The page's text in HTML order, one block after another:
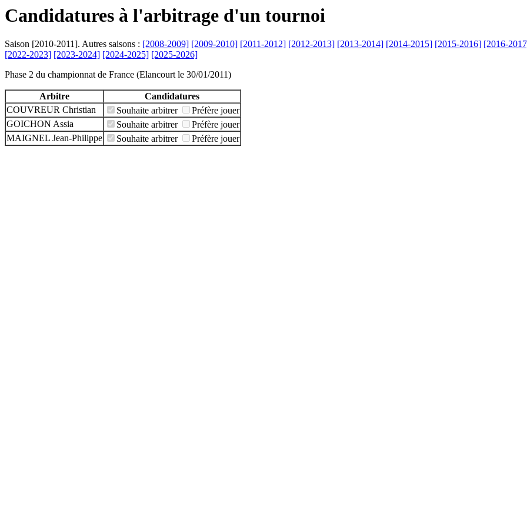
Candidatures à l'arbitrage d'un tournoi
Saison [2010-2011]. Autres saisons : [2008-2009] [2009-2010] [2011-2012] [2012-2013] [2013-2014] [2014-2015] [2015-2016] [2016-
[2022-2023] [2023-2024] [2024-2025] [2025-2026]
Phase 2 du championnat de France (Elancourt le 30/01/2011)
Arbitre
Candidatures
COUVREUR Christian
Souhaite arbitrer
Préfère jouer
GOICHON Assia
Souhaite arbitrer
Préfère jouer
MAIGNEL Jean-Philippe
Souhaite arbitrer Préfère jouer